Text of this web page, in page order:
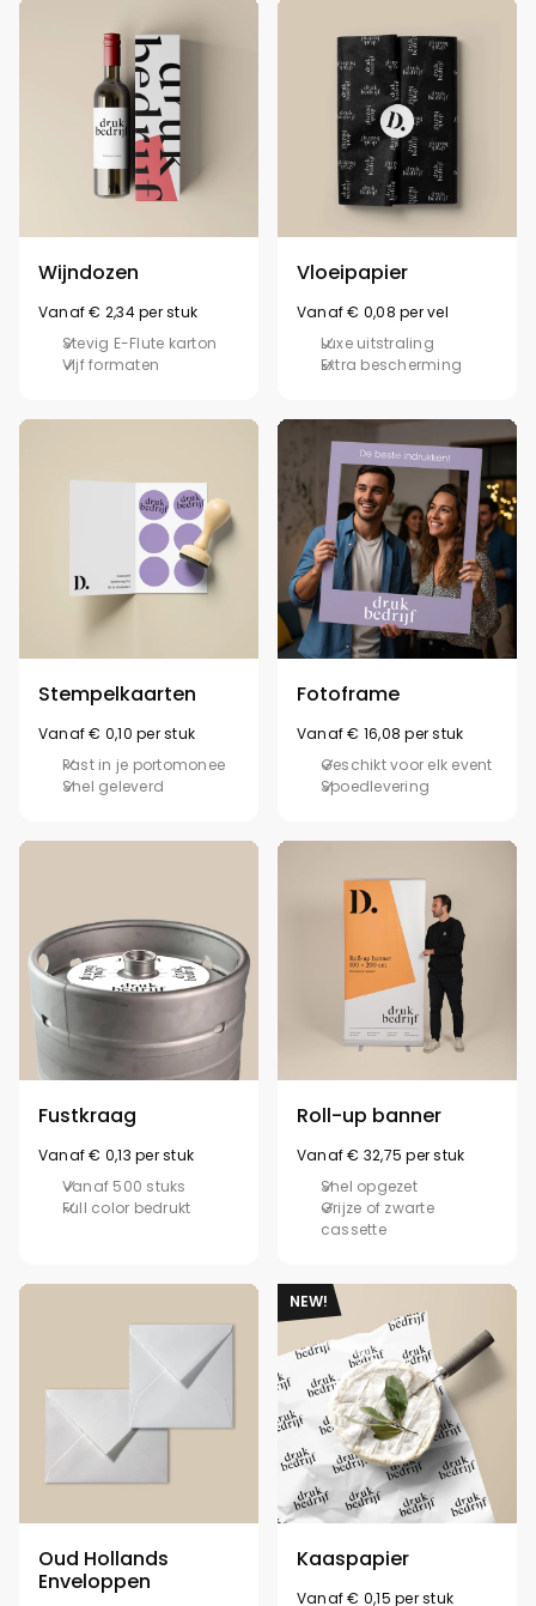
Wijndozen
Vanaf € 2,34 per stuk
Stevig E-Flute karton
Vijf formaten
Vloeipapier
Vanaf € 0,08 per vel
Luxe uitstraling
Extra bescherming
Stempelkaarten
Vanaf € 0,10 per stuk
Past in je portomonee
Snel geleverd
Fotoframe
Vanaf € 16,08 per stuk
Geschikt voor elk event
Spoedlevering
Fustkraag
Vanaf € 0,13 per stuk
Vanaf 500 stuks
Full color bedrukt
Roll-up banner
Vanaf € 32,75 per stuk
Snel opgezet
Grijze of zwarte
cassette
Oud Hollands
Enveloppen
Kaaspapier
Vanaf € 0,15 per stuk
NEW!